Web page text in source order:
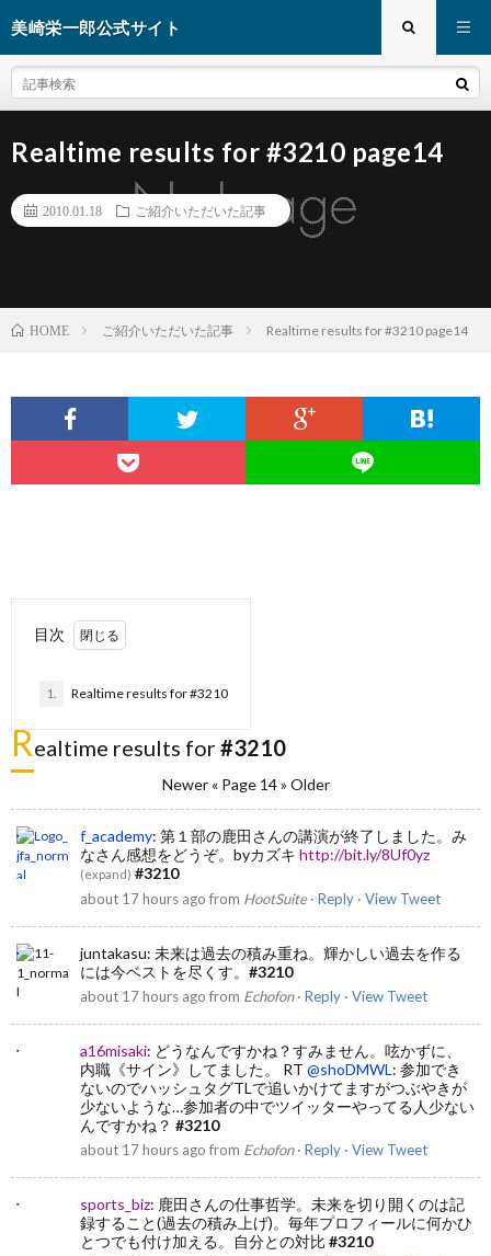
美崎栄一郎公式サイト
Realtime results for #3210 page14
2010.01.18 ご紹介いただいた記事
HOME ご紹介いただいた記事 Realtime results for #3210 page14
目次
1. Realtime results for #3210
Realtime results for#3210
Newer« Page 14 » Older
f_academy: 第１部の鹿田さんの講演が終了しました。み
なさん感想をどうぞ。byカズキ http://bit.ly/8Uf0yz
(expand) #3210
about 17 hours ago from HootSuite· Reply · View Tweet
juntakasu: 未来は過去の積み重ね。輝かしい過去を作る
には今ベストを尽くす。 #3210
about 17 hours ago from Echofon· Reply · View Tweet
a16misaki: どうなんですかね？すみません。呟かずに、
内職《サイン》してました。 RT @shoDMWL: 参加でき
ないのでハッシュタグTLで追いかけてますがつぶやきが
少ないような…参加者の中でツイッターやってる人少ない
んですかね？ #3210
about 17 hours ago from Echofon· Reply · View Tweet
sports_biz: 鹿田さんの仕事哲学。未来を切り開くのは記
録すること(過去の積み上げ)。毎年プロフィールに何かひ
とつでも付け加える。自分との対比#3210